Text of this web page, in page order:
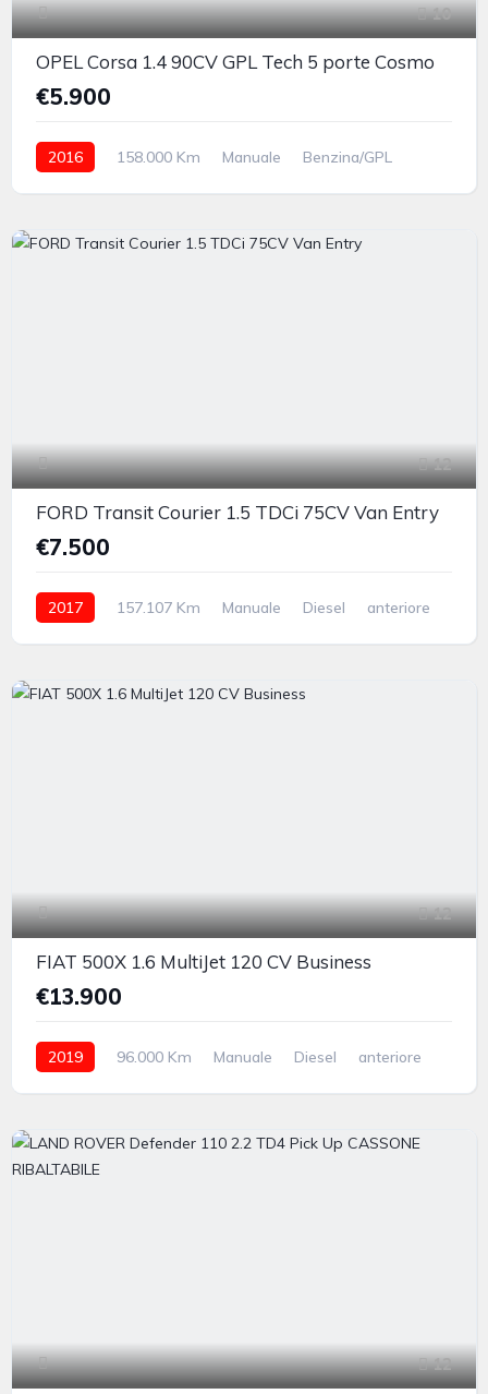
10
OPEL Corsa 1.4 90CV GPL Tech 5 porte Cosmo
€5.900
2016 158.000 Km Manuale
Benzina/GPL
12
FORD Transit Courier 1.5 TDCi 75CV Van Entry
€7.500
2017 157.107 Km Manuale Diesel anteriore
12
FIAT 500X 1.6 MultiJet 120 CV Business
€13.900
2019 96.000 Km Manuale Diesel anteriore
12